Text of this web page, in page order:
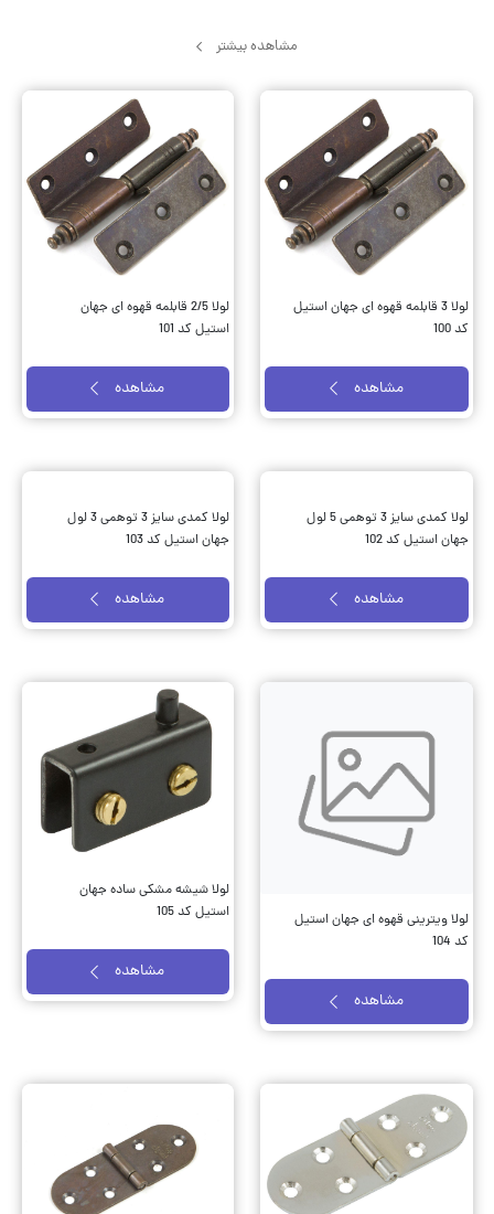
مشاهده بیشتر
لولا 3 قابلمه قهوه ای جهان استیل
کد 100
مشاهده
لولا 2/5 قابلمه قهوه ای جهان
استیل کد 101
مشاهده
مشاهده
لولا کمدی سایز 3 توهمی 3 لول
جهان استیل کد 103
مشاهده
لولا ویترینی قهوه ای جهان استیل
کد 104
مشاهده
مشاهده